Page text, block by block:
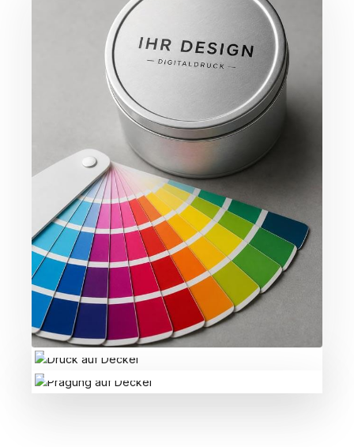
DRUCK AUF DECKEL